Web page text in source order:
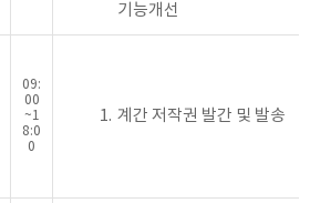
기능개선
09:
00
~1
8:0
0
1. 계간 저작권 발간 및 발송